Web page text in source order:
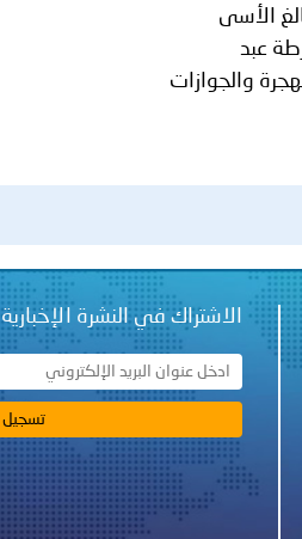
الأسى
عبد
والجوازات
الاشتراك في النشرة الإخبارية